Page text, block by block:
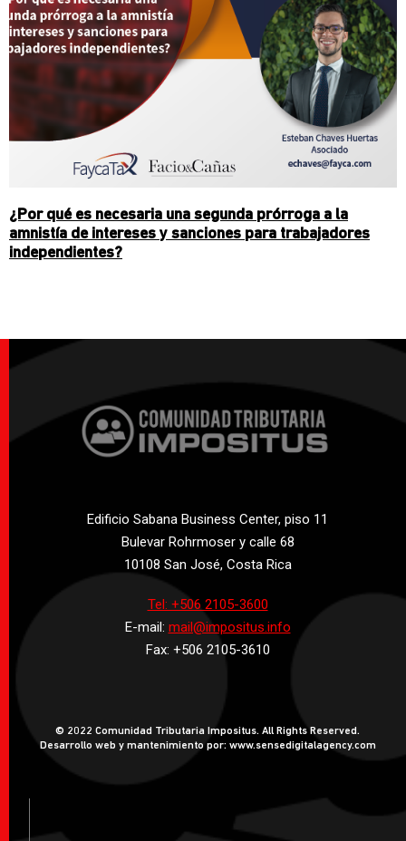
¿Por qué es necesaria una segunda prórroga a la
amnistía de intereses y sanciones para trabajadores
independientes?
Edificio Sabana Business Center, piso 11
Bulevar Rohrmoser y calle 68
10108 San José, Costa Rica
Tel: +506 2105-3600
E-mail: mail@impositus.info
Fax: +506 2105-3610
© 2022 Comunidad Tributaria Impositus. All Rights Reserved.
Desarrollo web y mantenimiento por: www.sensedigitalagency.com